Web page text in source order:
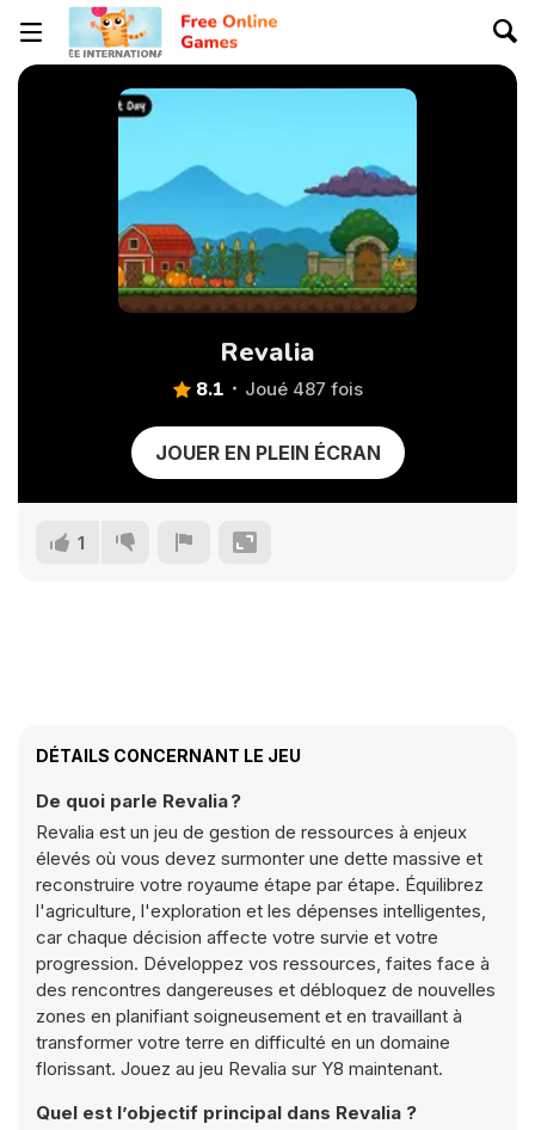
Revalia
8.1 Joué 487 fois
JOUER EN PLEIN ÉCRAN
1
DÉTAILS CONCERNANT LE JEU
De quoi parle Revalia ?
Revalia est un jeu de gestion de ressources à enjeux
élevés où vous devez surmonter une dette massive et
reconstruire votre royaume étape par étape. Équilibrez
l'agriculture, l'exploration et les dépenses intelligentes,
car chaque décision affecte votre survie et votre
progression. Développez vos ressources, faites face à
des rencontres dangereuses et débloquez de nouvelles
zones en planifiant soigneusement et en travaillant à
transformer votre terre en difficulté en un domaine
florissant. Jouez au jeu Revalia sur Y8 maintenant.
Quel est l’objectif principal dans Revalia ?